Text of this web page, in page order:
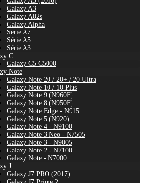
Galaxy A3
Galaxy A02s
Galaxy Alpha
Serie A7
Série A5
Série A3
C
Galaxy C5 C5000
Note
Galaxy Note 20 / 20+ / 20 Ultra
Galaxy Note 10 / 10 Plus
Galaxy Note 9 (N960F)
Galaxy Note 8 (N950F)
Galaxy Note Edge - N915
Galaxy Note 5 (N920)
Galaxy Note 4 - N9100
Galaxy Note 3 Neo - N7505
Galaxy Note 3 - N9005
Galaxy Note 2 - N7100
Galaxy Note - N7000
J
Galaxy J7 PRO (2017)